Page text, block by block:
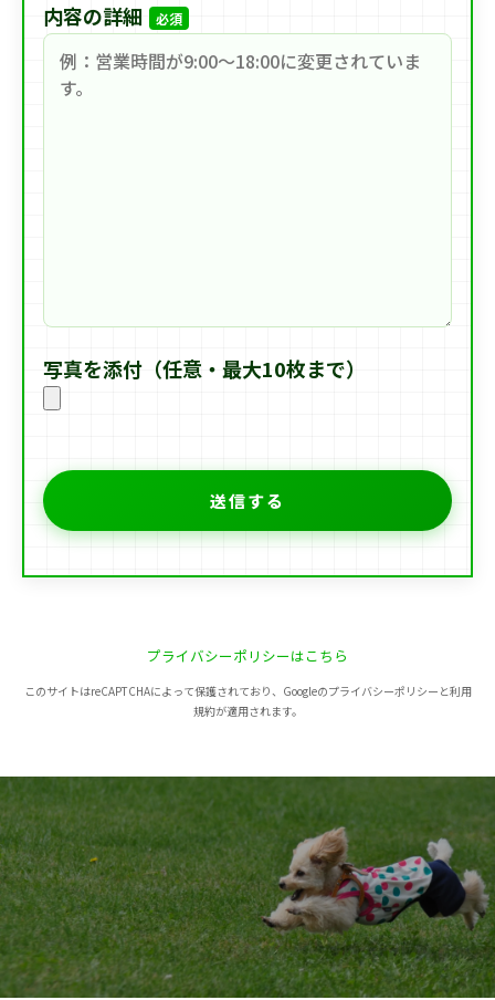
内容の詳細 必須
写真を添付（任意・最大10枚まで）
プライバシーポリシーはこちら
このサイトはreCAPTCHAによって保護されており、Googleのプライバシーポリシーと利用
規約が適用されます。